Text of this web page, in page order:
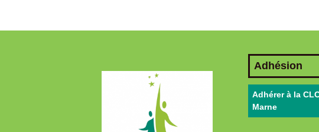
Adhésion
Adhérer à la
Marne